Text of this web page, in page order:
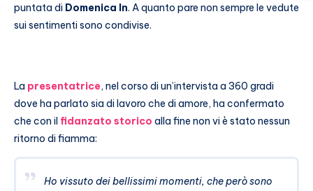
puntata di Domenica In. A quanto pare non sempre le vedute
sui sentimenti sono condivise.
La presentatrice, nel corso di un’intervista a 360 gradi
dove ha parlato sia di lavoro che di amore, ha confermato
che con il fidanzato storico alla fine non vi è stato nessun
ritorno di fiamma:
Ho vissuto dei bellissimi momenti, che però sono